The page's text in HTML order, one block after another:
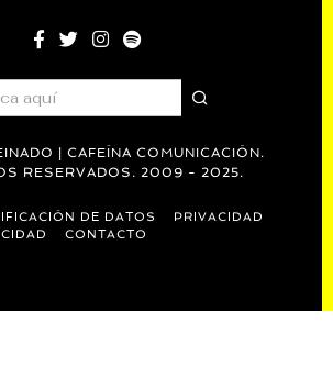
| CAFEÍNA COMUNICACIÓN.
RESERVADOS. 2009 - 2025.
DE DATOS
PRIVACIDAD
CONTACTO